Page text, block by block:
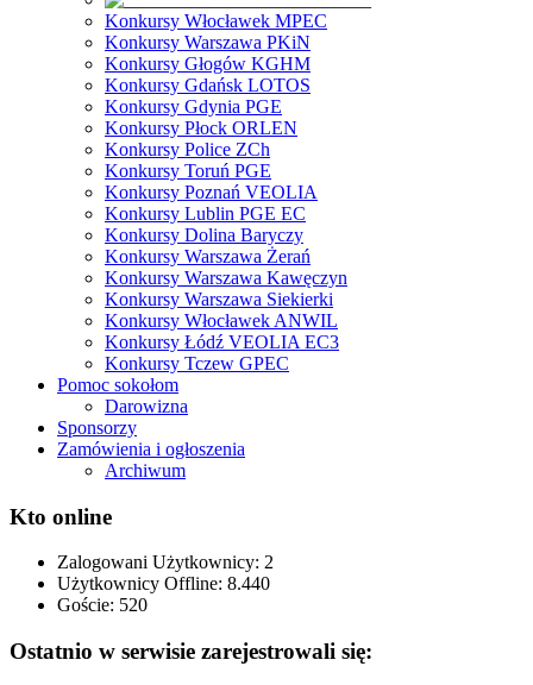
Konkursy Włocławek MPEC
Konkursy Warszawa PKiN
Konkursy Głogów KGHM
Konkursy Gdańsk LOTOS
Konkursy Gdynia PGE
Konkursy Płock ORLEN
Konkursy Police ZCh
Konkursy Toruń PGE
Konkursy Poznań VEOLIA
Konkursy Lublin PGE EC
Konkursy Dolina Baryczy
Konkursy Warszawa Żerań
Konkursy Warszawa Kawęczyn
Konkursy Warszawa Siekierki
Konkursy Włocławek ANWIL
Konkursy Łódź VEOLIA EC3
Konkursy Tczew GPEC
Pomoc sokołom
Darowizna
Sponsorzy
Zamówienia i ogłoszenia
Archiwum
Kto online
Zalogowani Użytkownicy: 2
Użytkownicy Offline: 8.440
Goście: 520
Ostatnio w serwisie zarejestrowali się: